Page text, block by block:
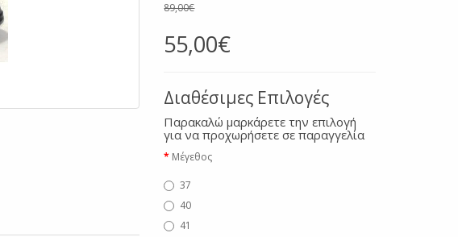
89,00€
55,00€
Διαθέσιμες Επιλογές
Παρακαλώ μαρκάρετε την επιλογή
για να προχωρήσετε σε παραγγελία
Μέγεθος
37
40
41